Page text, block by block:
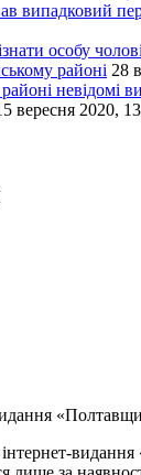
випадковий
особу
районі 28
невідомі
вересня 2020,
інтернет-